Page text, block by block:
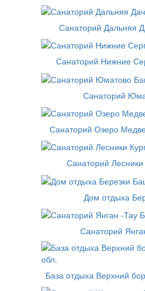
Санаторий Дальняя
Санаторий Нижние
Санаторий
Санаторий Озеро
Санаторий Лесники
Дом отдыха
Санаторий
База отдыха Верхний